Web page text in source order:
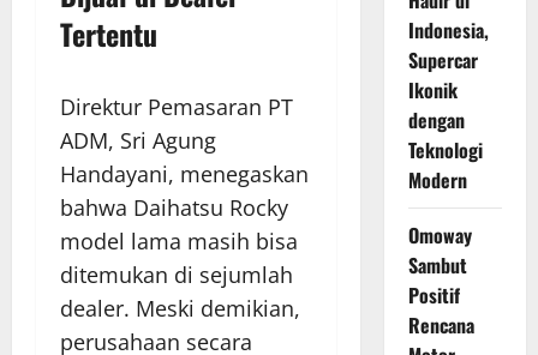
Tertentu
Direktur Pemasaran PT
ADM, Sri Agung
Handayani, menegaskan
bahwa Daihatsu Rocky
model lama masih bisa
ditemukan di sejumlah
dealer. Meski demikian,
perusahaan secara
Indonesia,
Supercar
Ikonik
dengan
Teknologi
Modern
Omoway
Sambut
Positif
Rencana